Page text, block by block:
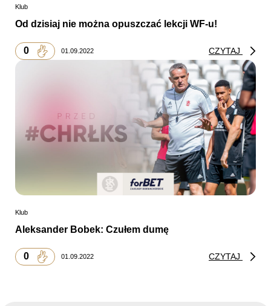
Klub
Od dzisiaj nie można opuszczać lekcji WF-u!
0 01.09.2022 CZYTAJ
Klub
Aleksander Bobek: Czułem dumę
0 01.09.2022 CZYTAJ